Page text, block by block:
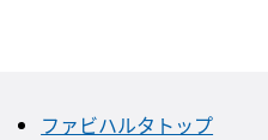
ファビハルタトップ